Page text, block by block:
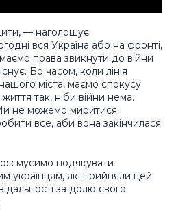
— наголошує
вся Україна або на фронті,
права звикнути до війни
Бо часом, коли лінія
міста, маємо спокусу
так, ніби війни нема.
не можемо миритися
все, аби вона закінчилася
мусимо подякувати
українцям, які прийняли цей
за долю свого